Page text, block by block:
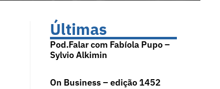
Últimas
Pod.Falar com Fabíola Pupo –
Sylvio Alkimin
On Business – edição 1452